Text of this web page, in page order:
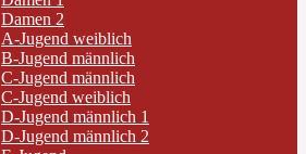
Damen 2
A-Jugend weiblich
B-Jugend männlich
C-Jugend männlich
C-Jugend weiblich
D-Jugend männlich 1
D-Jugend männlich 2